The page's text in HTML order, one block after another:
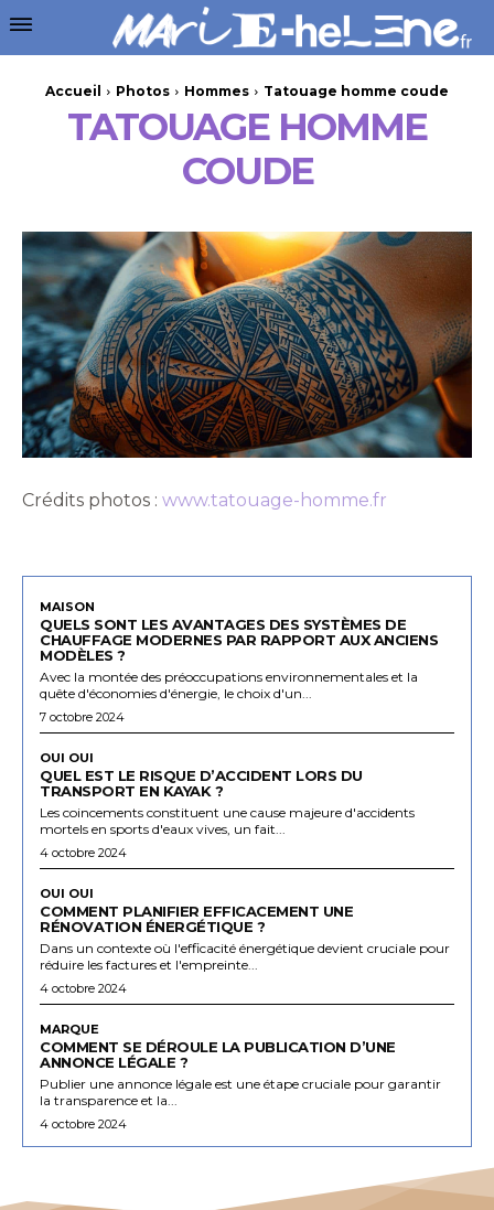
Accueil Photos Hommes Tatouage homme coude
TATOUAGE HOMME
COUDE
Crédits photos : www.tatouage-homme.fr
MAISON
QUELS SONT LES AVANTAGES DES SYSTÈMES DE
CHAUFFAGE MODERNES PAR RAPPORT AUX ANCIENS
MODÈLES ?
Avec la montée des préoccupations environnementales et la
quête d'économies d'énergie, le choix d'un...
7 octobre 2024
OUI OUI
QUEL EST LE RISQUE D’ACCIDENT LORS DU
TRANSPORT EN KAYAK ?
Les coincements constituent une cause majeure d'accidents
mortels en sports d'eaux vives, un fait...
4 octobre 2024
OUI OUI
COMMENT PLANIFIER EFFICACEMENT UNE
RÉNOVATION ÉNERGÉTIQUE ?
Dans un contexte où l'efficacité énergétique devient cruciale pour
réduire les factures et l'empreinte...
4 octobre 2024
MARQUE
COMMENT SE DÉROULE LA PUBLICATION D’UNE
ANNONCE LÉGALE ?
Publier une annonce légale est une étape cruciale pour garantir
la transparence et la...
4 octobre 2024